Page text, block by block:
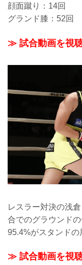
顔面蹴り：14回
グランド膝：52回
≫ 試合動画を視
レスラー対決の浅
合でのグラウンド
95.4%がスタンドの
≫ 試合動画を視